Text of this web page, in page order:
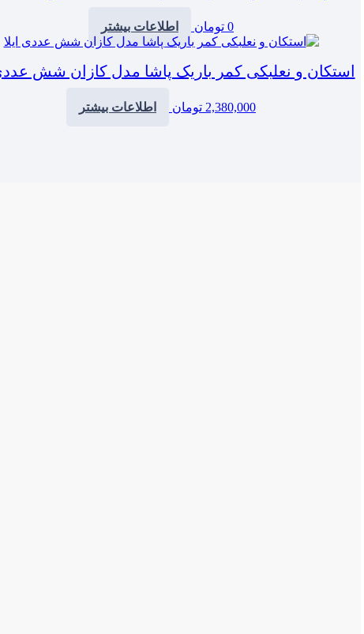
0 تومان اطلاعات بیشتر
استکان و نعلبکی کمر باریک پاشا مدل کازان شش
2,380,000 تومان اطلاعات بیشتر